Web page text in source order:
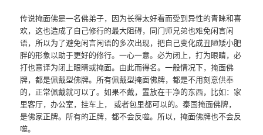
传说掩面佛是一名佛弟子，因为长得太好看而受到异性的青睐和喜
欢，这也造成了自己修行的最大阻碍，同门师兄弟也难免闲言闲
语，所以为了避免闲言闲语的多次出现，把自己变化成丑陋矮小肥
胖的形象以助于更好的修行。一心一意。必为闭上，打为眼睛，必
打也意译为闭上眼睛或掩面。由此而得名。一般情况下，掩面佛
牌，都是佩戴型佛牌。所有佩戴型掩面佛牌，都是不用刻意供奉
的，正常佩戴就可以了。如果不戴，置放在干净的东西，比如：家
里客厅，办公室，挂车上， 或者包里都可以的。泰国掩面佛牌，
是佛家正牌。所有的正牌，都不会反噬。所以，掩面佛牌也不会反
噬。